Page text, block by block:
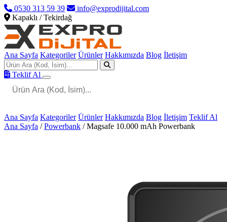
0530 313 59 39
info@exprodijital.com
Kapaklı / Tekirdağ
Ana Sayfa Kategoriler Ürünler Hakkımızda Blog İletişim
Teklif Al
Ana Sayfa Kategoriler Ürünler Hakkımızda Blog İletişim Teklif Al
Ana Sayfa / Powerbank / Magsafe 10.000 mAh Powerbank